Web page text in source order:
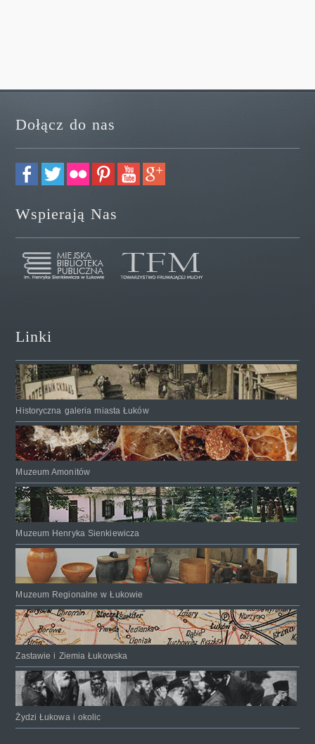
Dołącz do nas
Wspierają Nas
Linki
Historyczna galeria miasta Łuków
Muzeum Amonitów
Muzeum Henryka Sienkiewicza
Muzeum Regionalne w Łukowie
Zastawie i Ziemia Łukowska
Żydzi Łukowa i okolic